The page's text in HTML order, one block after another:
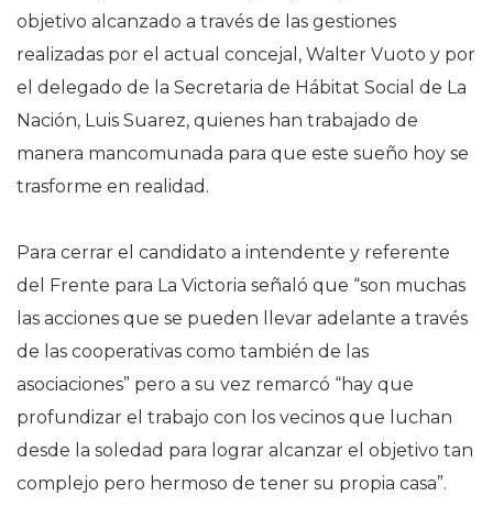
objetivo alcanzado a través de las gestiones
realizadas por el actual concejal, Walter Vuoto y por
el delegado de la Secretaria de Hábitat Social de La
Nación, Luis Suarez, quienes han trabajado de
manera mancomunada para que este sueño hoy se
trasforme en realidad.
Para cerrar el candidato a intendente y referente
del Frente para La Victoria señaló que “son muchas
las acciones que se pueden llevar adelante a través
de las cooperativas como también de las
asociaciones” pero a su vez remarcó “hay que
profundizar el trabajo con los vecinos que luchan
desde la soledad para lograr alcanzar el objetivo tan
complejo pero hermoso de tener su propia casa”.